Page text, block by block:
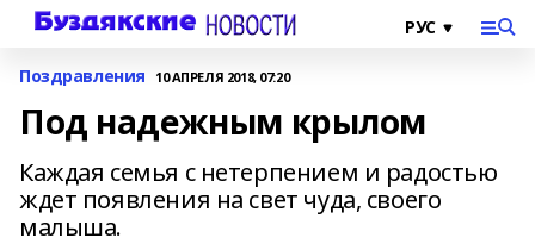
Поздравления 10 АПРЕЛЯ 2018, 07:20
Под надежным крылом
Каждая семья с нетерпением и радостью
ждет появления на свет чуда, своего
малыша.